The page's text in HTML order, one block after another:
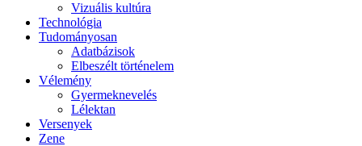
Vizuális kultúra
Technológia
Tudományosan
Adatbázisok
Elbeszélt történelem
Vélemény
Gyermeknevelés
Lélektan
Versenyek
Zene